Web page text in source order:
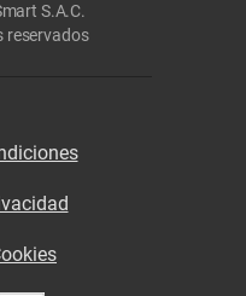
S.A.C.
reservados